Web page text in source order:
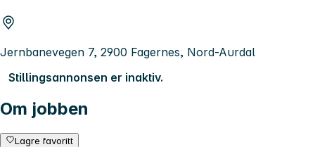
Jernbanevegen 7, 2900 Fagernes, Nord-Aurdal
Stillingsannonsen er inaktiv.
Om jobben
Lagre favoritt